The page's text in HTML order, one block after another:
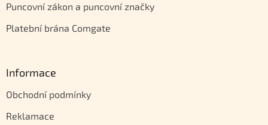
Puncovní zákon a puncovní značky
Platební brána Comgate
Informace
Obchodní podmínky
Reklamace